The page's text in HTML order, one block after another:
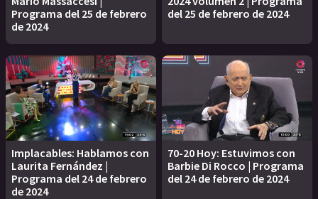
Programa del 25 de febrero
de 2024
del 25 de febrero de 2024
Implacables: Hablamos con
Laurita Fernández |
Programa del 24 de febrero
de 2024
70-20 Hoy: Estuvimos con
Barbie Di Rocco | Programa
del 24 de febrero de 2024